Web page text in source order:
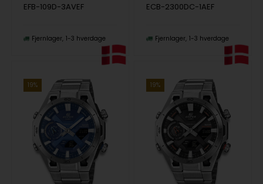
EFB-109D-3AVEF
Fjernlager 1-3 hverdage
ECB-2300DC-1AEF
Fjernlager 1-3 hverdage
19% 19%